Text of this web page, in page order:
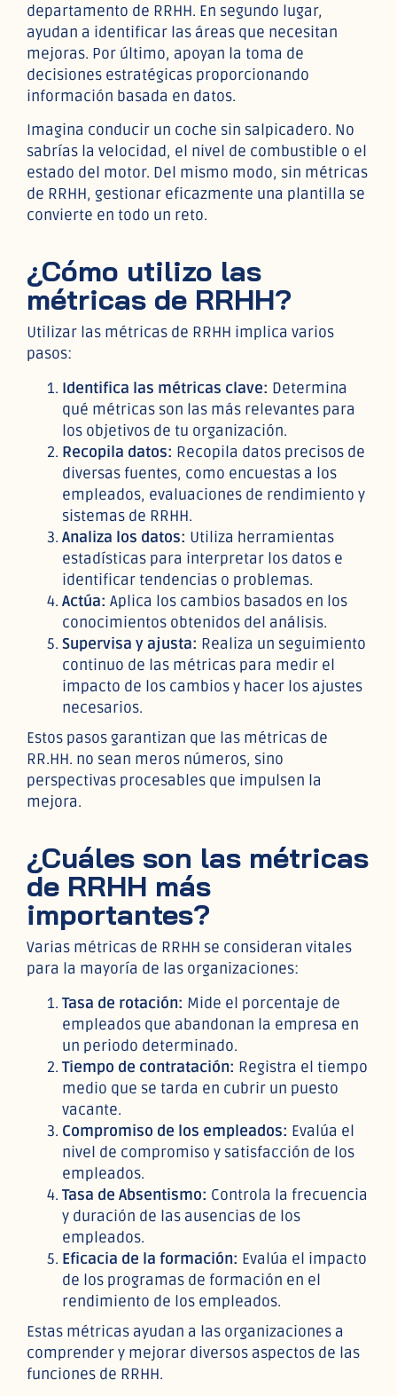
departamento de RRHH. En segundo lugar,
ayudan a identificar las áreas que necesitan
mejoras. Por último, apoyan la toma de
decisiones estratégicas proporcionando
información basada en datos.
Imagina conducir un coche sin salpicadero. No
sabrías la velocidad, el nivel de combustible o el
estado del motor. Del mismo modo, sin métricas
de RRHH, gestionar eficazmente una plantilla se
convierte en todo un reto.
¿Cómo utilizo las
métricas de RRHH?
Utilizar las métricas de RRHH implica varios
pasos:
Identifica las métricas clave: Determina
qué métricas son las más relevantes para
los objetivos de tu organización.
Recopila datos: Recopila datos precisos de
diversas fuentes, como encuestas a los
empleados, evaluaciones de rendimiento y
sistemas de RRHH.
Analiza los datos: Utiliza herramientas
estadísticas para interpretar los datos e
identificar tendencias o problemas.
Actúa: Aplica los cambios basados en los
conocimientos obtenidos del análisis.
Supervisa y ajusta: Realiza un seguimiento
continuo de las métricas para medir el
impacto de los cambios y hacer los ajustes
necesarios.
Estos pasos garantizan que las métricas de
RR.HH. no sean meros números, sino
perspectivas procesables que impulsen la
mejora.
¿Cuáles son las métricas
de RRHH más
importantes?
Varias métricas de RRHH se consideran vitales
para la mayoría de las organizaciones:
Tasa de rotación: Mide el porcentaje de
empleados que abandonan la empresa en
un periodo determinado.
Tiempo de contratación: Registra el tiempo
medio que se tarda en cubrir un puesto
vacante.
Compromiso de los empleados: Evalúa el
nivel de compromiso y satisfacción de los
empleados.
Tasa de Absentismo: Controla la frecuencia
y duración de las ausencias de los
empleados.
Eficacia de la formación: Evalúa el impacto
de los programas de formación en el
rendimiento de los empleados.
Estas métricas ayudan a las organizaciones a
comprender y mejorar diversos aspectos de las
funciones de RRHH.